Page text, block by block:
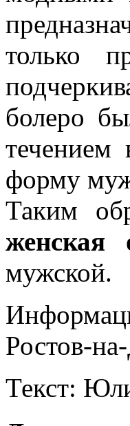
только
болеро
течением
форму
Таким
женская
мужской.
Ростов-
Текст: